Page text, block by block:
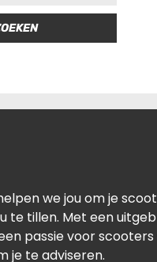
we jou om je
te tillen. Met een
passie voor
je te adviseren.